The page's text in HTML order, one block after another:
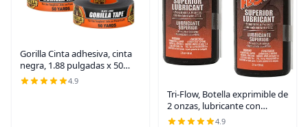
Gorilla Cinta adhesiva, cinta
negra, 1.88 pulgadas x 50
yardas (paquete de 6),
resistente y resistente a la
4.9
Tri-Flow, Botella exprimible de
2 onzas, lubricante con
teflón, paquete de 2
4.9